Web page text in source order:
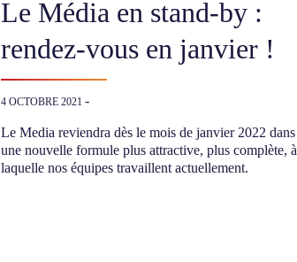
Le Média en stand-by :
rendez-vous en janvier !
4 OCTOBRE 2021 -
Le Media reviendra dès le mois de janvier 2022 dans
une nouvelle formule plus attractive, plus complète, à
laquelle nos équipes travaillent actuellement.